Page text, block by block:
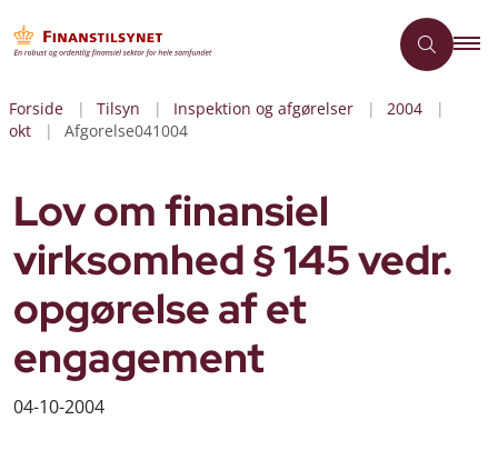
Forside Tilsyn Inspektion og afgørelser
2004
okt
Afgorelse041004
Lov om finansiel
virksomhed § 145 vedr.
opgørelse af et
engagement
04-10-2004